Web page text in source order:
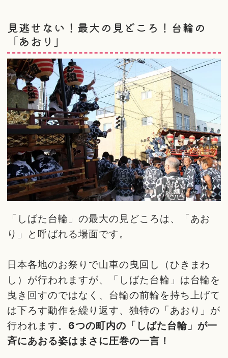
見逃せない！最大の見どころ！台輪の
「あおり」
「しばた台輪」の最大の見どころは、「あお
り」と呼ばれる場面です。
日本各地のお祭りで山車の曳回し（ひきまわ
し）が行われますが、「しばた台輪」は台輪を
曳き回すのではなく、台輪の前輪を持ち上げて
は下ろす動作を繰り返す、独特の「あおり」が
行われます。 6つの町内の「しばた台輪」が一
斉にあおる姿はまさに圧巻の一言！